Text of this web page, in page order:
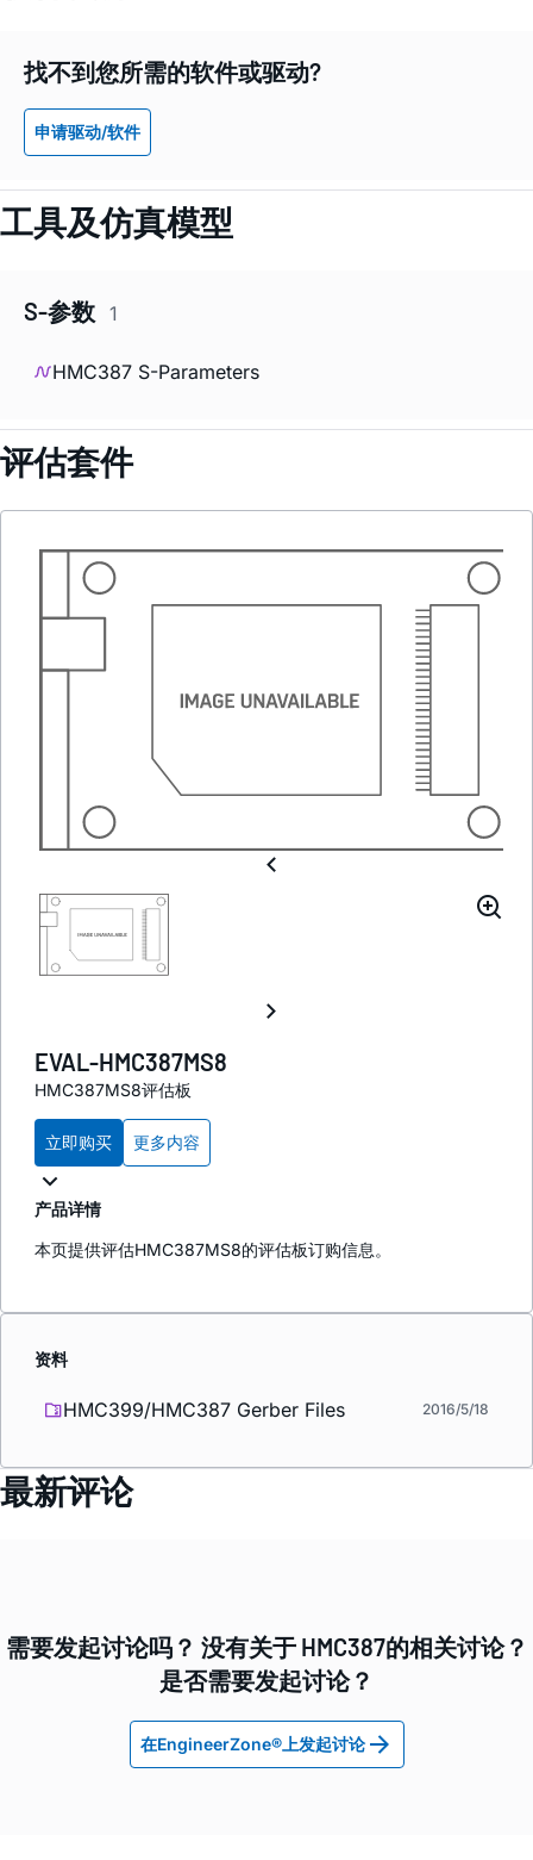
找不到您所需的软件或驱动?
申请驱动/软件
工具及仿真模型
S-参数 1
HMC387 S-Parameters
评估套件
EVAL-HMC387MS8
HMC387MS8评估板
立即购买 更多内容
产品详情
本页提供评估HMC387MS8的评估板订购信息。
资料
HMC399/HMC387 Gerber Files 2016/5/18
最新评论
需要发起讨论吗？ 没有关于 HMC387的相关讨论？
是否需要发起讨论？
在EngineerZone®上发起讨论